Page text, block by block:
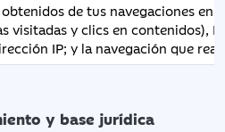
de tus navegaciones en
visitadas y clics en contenidos),
IP; y la navegación que
y base jurídica